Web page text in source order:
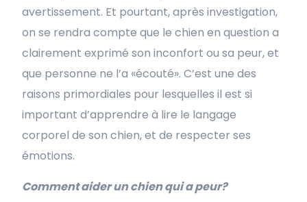
avertissement. Et pourtant, après investigation,
on se rendra compte que le chien en question a
clairement exprimé son inconfort ou sa peur, et
que personne ne l’a «écouté». C’est une des
raisons primordiales pour lesquelles il est si
important d’apprendre à lire le langage
corporel de son chien, et de respecter ses
émotions.
Comment aider un chien qui a peur?